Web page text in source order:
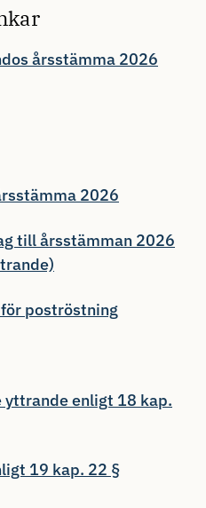
årsstämma 2026
2026
till årsstämman 2026
poströstning
enligt 18 kap.
19 kap. 22 §